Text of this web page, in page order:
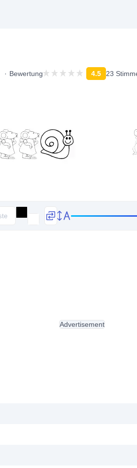
Bewertung 4.5 23
Advertisement